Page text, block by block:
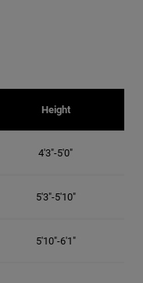
Height
4'3"-5'0"
5'3"-5'10"
5'10"-6'1"